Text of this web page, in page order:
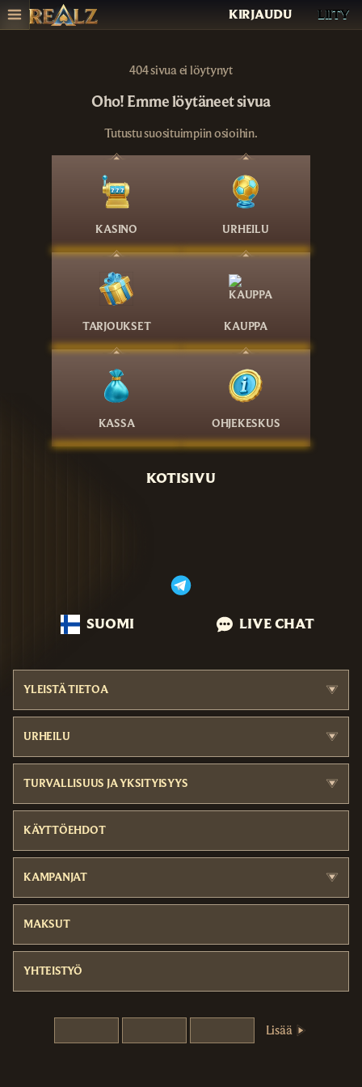
KIRJAUDU LIITY
404 sivua ei löytynyt
Oho! Emme löytäneet sivua
Tutustu suosituimpiin osioihin.
KASINO URHEILU
TARJOUKSET KAUPPA
KASSA OHJEKESKUS
KOTISIVU
SUOMI LIVE CHAT
YLEISTÄ TIETOA
URHEILU
TURVALLISUUS JA YKSITYISYYS
KÄYTTÖEHDOT
KAMPANJAT
MAKSUT
YHTEISTYÖ
Lisää